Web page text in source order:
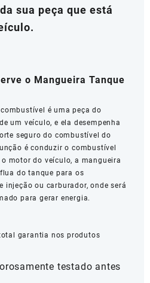
sua peça que está
o Mangueira Tanque
é uma peça do
um veículo, e ela desempenha
seguro do combustível do
é conduzir o combustível
motor do veículo, a mangueira
do tanque para os
injeção ou carburador, onde será
para gerar energia.
garantia nos produtos
testado antes